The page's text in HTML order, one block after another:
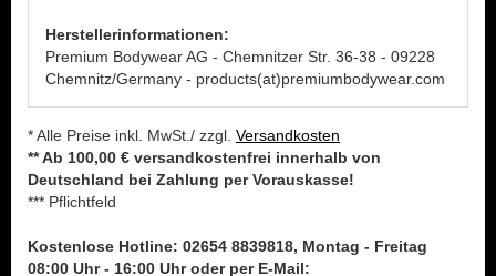
Herstellerinformationen:
Premium Bodywear AG - Chemnitzer Str. 36-38 - 09228
Chemnitz/Germany - products(at)premiumbodywear.com
* Alle Preise inkl. MwSt./ zzgl. Versandkosten
** Ab 100,00 € versandkostenfrei innerhalb von
Deutschland bei Zahlung per Vorauskasse!
*** Pflichtfeld
Kostenlose Hotline: 02654 8839818, Montag - Freitag
08:00 Uhr - 16:00 Uhr oder per E-Mail: